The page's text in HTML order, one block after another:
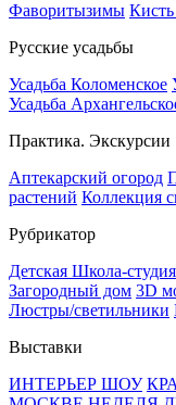
Фаворитызимы
Русские усадьбы
Усадьба Коломенское
Усадьба
Практика. Экскурсии
Аптекарский огород
растений Коллекция
Рубрикатор
Детская Школа-студия
Загородный дом 3D
Люстры/светильники
Выставки
ИНТЕРЬЕР ШОУ